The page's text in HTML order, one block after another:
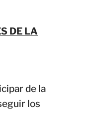
DE LA
de la
los